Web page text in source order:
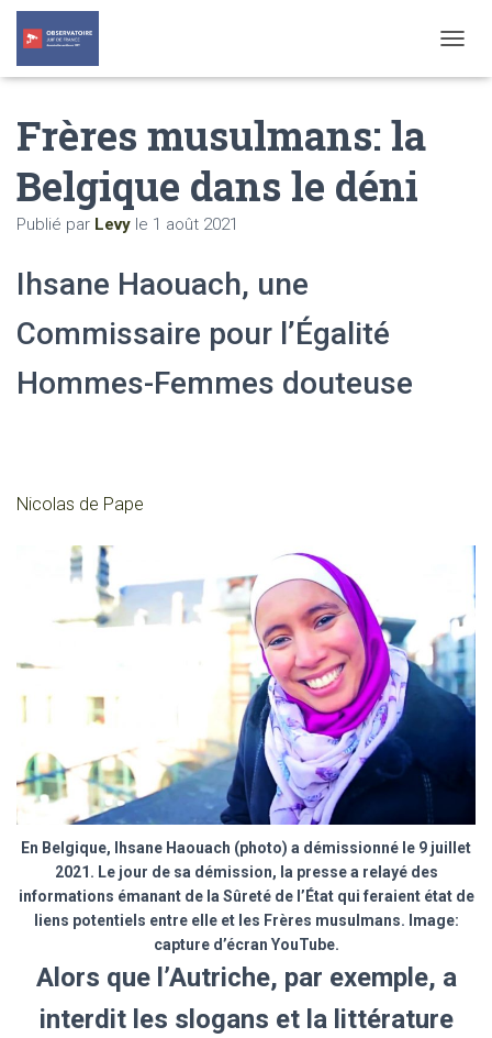
O
Frères musulmans: la
Belgique dans le déni
Publié par Levy le 1 août 2021
Ihsane Haouach, une
Commissaire pour l’Égalité
Hommes-Femmes douteuse
Nicolas de Pape
En Belgique, Ihsane Haouach (photo) a démissionné le 9 juillet
2021. Le jour de sa démission, la presse a relayé des
informations émanant de la Sûreté de l’État qui feraient état de
liens potentiels entre elle et les Frères musulmans. Image:
capture d’écran YouTube.
Alors que l’Autriche, par exemple, a
interdit les slogans et la littérature